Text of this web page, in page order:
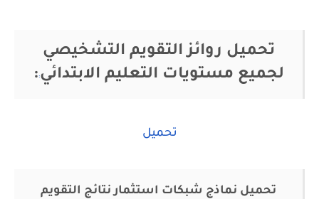
تحميل روائز التقويم التشخيصي
لجميع مستويات التعليم الابتدائي:
:
تحميل
تحميل نماذج شبكات استثمار نتائج التقويم